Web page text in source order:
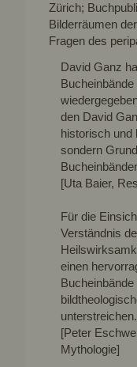
Zürich;
Bilderräumen
Fragen des
David Ganz
den David
historisch und
sondern
[Uta Baier,
Für die
Verständnis
einen
unterstreichen.
[Peter
Mythologie]